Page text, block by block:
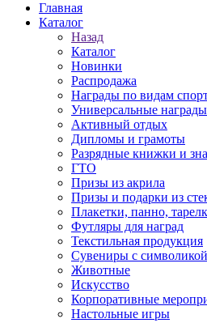
Главная
Каталог
Назад
Каталог
Новинки
Распродажа
Награды по видам
Универсальные награды
Активный отдых
Дипломы и грамоты
Разрядные книжки и
ГТО
Призы из акрила
Призы и подарки из
Плакетки, панно,
Футляры для наград
Текстильная продукция
Сувениры с
Животные
Искусство
Корпоративные
Настольные игры